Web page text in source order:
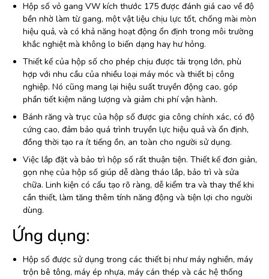
Hộp số vỏ gang VW kích thước 175 được đánh giá cao về độ
bền nhờ làm từ gang, một vật liệu chịu lực tốt, chống mài mòn
hiệu quả, và có khả năng hoạt động ổn định trong môi trường
khắc nghiệt mà không lo biến dạng hay hư hỏng.
Thiết kế của hộp số cho phép chịu được tải trọng lớn, phù
hợp với nhu cầu của nhiều loại máy móc và thiết bị công
nghiệp. Nó cũng mang lại hiệu suất truyền động cao, góp
phần tiết kiệm năng lượng và giảm chi phí vận hành.
Bánh răng và trục của hộp số được gia công chính xác, có độ
cứng cao, đảm bảo quá trình truyền lực hiệu quả và ổn định,
đồng thời tạo ra ít tiếng ồn, an toàn cho người sử dụng.
Việc lắp đặt và bảo trì hộp số rất thuận tiện. Thiết kế đơn giản,
gọn nhẹ của hộp số giúp dễ dàng tháo lắp, bảo trì và sửa
chữa. Linh kiện có cấu tạo rõ ràng, dễ kiểm tra và thay thế khi
cần thiết, làm tăng thêm tính năng động và tiện lợi cho người
dùng.
Ứng dụng:
Hộp số được sử dụng trong các thiết bị như máy nghiền, máy
trộn bê tông, máy ép nhựa, máy cán thép và các hệ thống